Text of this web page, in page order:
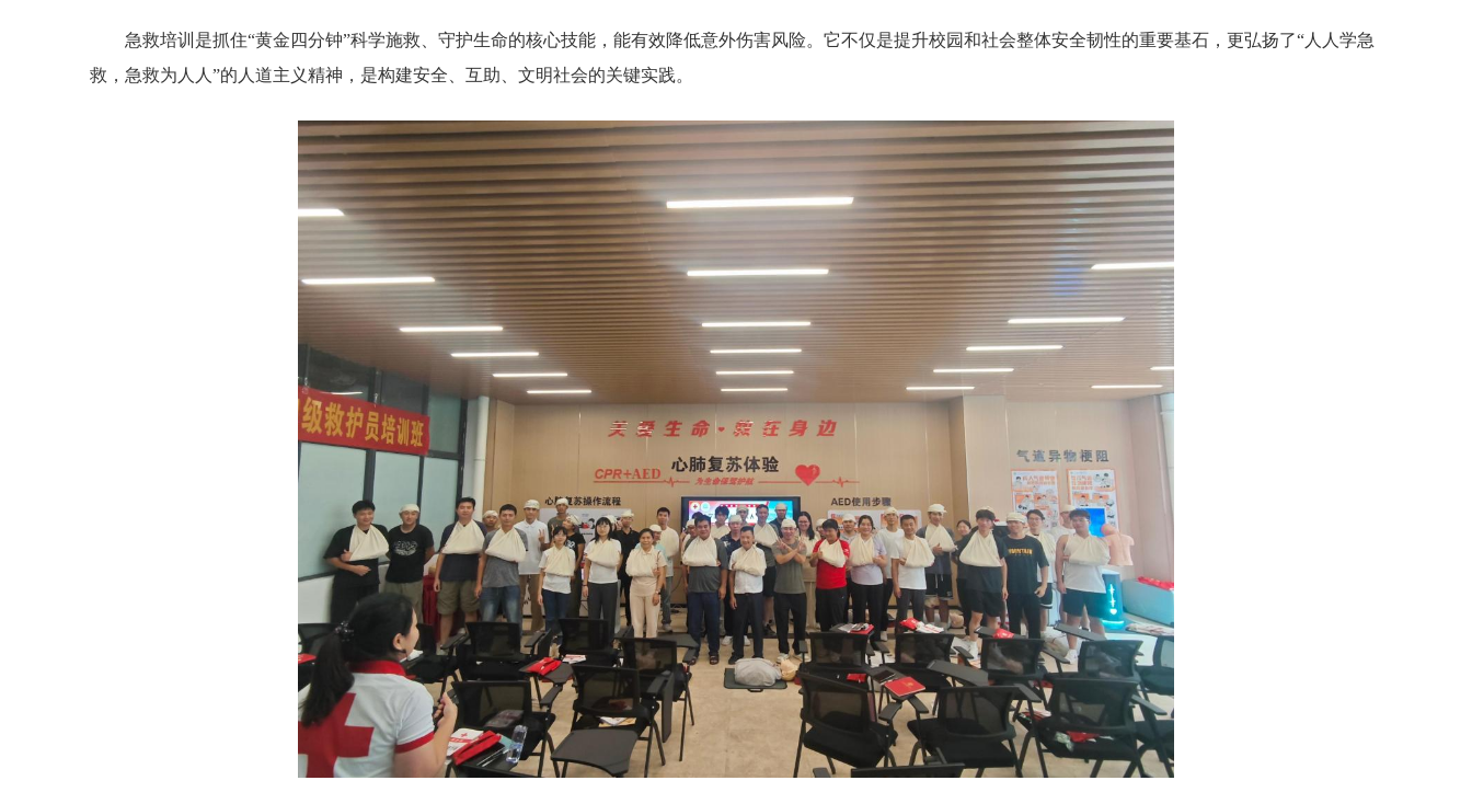
急救培训是抓住“黄金四分钟”科学施救、守护生命的核心技能，能有效降低意外伤害风险。它不仅是提升校园和社会整体安全韧性的重要基石，更弘扬了“人人学急
救，急救为人人”的人道主义精神，是构建安全、互助、文明社会的关键实践。